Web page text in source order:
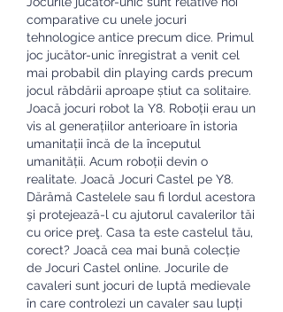
comparative cu unele jocuri
tehnologice antice precum dice. Primul
joc jucător-unic înregistrat a venit cel
mai probabil din playing cards precum
jocul răbdării aproape știut ca solitaire.
Joacă jocuri robot la Y8. Roboții erau un
vis al generațiilor anterioare în istoria
umanitații încă de la începutul
umanității. Acum roboții devin o
realitate. Joacă Jocuri Castel pe Y8.
Dărâmă Castelele sau fi lordul acestora
şi protejează-l cu ajutorul cavalerilor tăi
cu orice preţ. Casa ta este castelul tău,
corect? Joacă cea mai bună colecție
de Jocuri Castel online. Jocurile de
cavaleri sunt jocuri de luptă medievale
în care controlezi un cavaler sau lupți